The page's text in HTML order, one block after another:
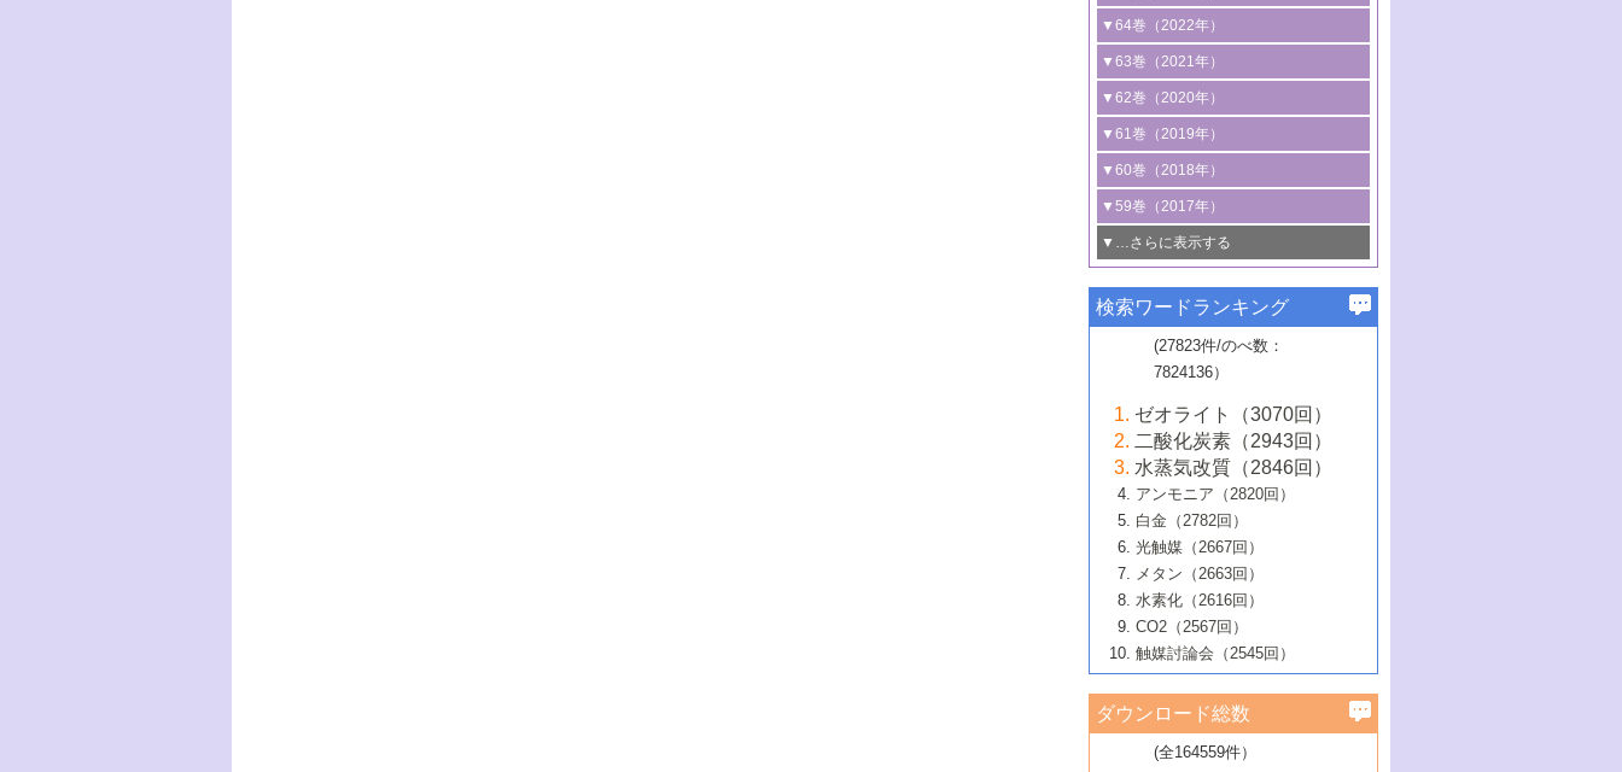
3号 有機分子変換やCO 資源化のための
光触媒に関する最近の研究
B号 第137回触媒討論会（2026年）
2号 水素製造のための水分解技術に関す
る最近の研究
3号 オレフィン系樹脂の精密合成に関す
る最新技術
4号 アルコール類の効率的変換を実現す
る非貴金属触媒の研究動向
5号 ゼオライトの合成と応用における研
究動向
6号 ヘテロ接合界面
B号 第135回触媒討論会（2025年）
2号 規制反応場を活用した固体触媒研究
の新展開
3号 未踏分子変換を目指した酸化触媒プ
ロセスの最前線
4号 シンクロトロン放射光および中性子
線を利用した触媒解析技術の最先端
5号 単原子触媒
6号 参照触媒委員会からのお知らせ
B号 第133回触媒討論会（2023年）
1号 炭素が関わる触媒機能
2号 プラスチックケミカルリサイクルの
ための触媒技術
3号 非酸化物系金属化合物を基盤とした
触媒材料の開発
4号 格子酸素・格子酸素欠陥を利用した
触媒反応
5号 生体触媒によるエネルギー変換反応
6号 窒素とリンの循環のための触媒・機
能性材料
▼64巻（2022年）
1号 合成ガス製造とCOを用いるケミカル
ズ合成の最新動向
2号 化学品合成のための合金触媒開発
3号 CO の排出削減および有効活用のた
めの触媒技術
4号 若手による情報発信企画～とびたて
若き触媒の研究者たち～（1）
若き触媒の研究者たち～（2）
6号 石油のノーブル・ユースを志向した
触媒技術
大学：オンライン・対面開催）
▼63巻（2021年）
1号 金触媒の新展開
2号 ペロブスカイト
3号 特殊反応場を利用した触媒的分子変
換反応
4号 多孔質材料を用いた触媒の新展開
5号 情報学的手法を用いた触媒開発
6号 カーボンニュートラルに向けた電解
技術
B号 第127回触媒討論会（2021年・オン
ライン開催(Zoom)のみ）
▼62巻（2020年）
1号 触媒設計を拓く欠陥構造のキャラク
タリゼーション
2号 機能化学品製造に資するクリーンな
触媒的酸化反応
3号 水処理のための触媒化学
4号 光触媒を用いた水分解の最新の研究
動向
5号 次世代の触媒プロセスを支えるマイ
6号 メタン転換技術の最新動向
B号 第125回触媒討論会（2020年・工学
院大学）
▼61巻（2019年）
1号 物質移動制御に着目した触媒プロセ
ス開発
2号 CO2 フリー水素サプライチェーンに
関わる触媒開発動向
3号 精密高分子合成に関する最近の研究
動向
4号 バイオマス化成品製造のための触媒
5号 固体触媒による含窒素有機化合物変
換の最前線
6号 貴金属使用量低減に向けた自動車排
ガス浄化触媒の開発
B号 第123回触媒討論会（2019年・大阪
▼60巻（2018年）
1号 固体酸触媒の最新の研究動向
2号 二酸化炭素からの有用化学品合成
3号 ナノ粒子・クラスター触媒の最前線
4号 60周年記念企画
5号 進化するゼオライト合成技術
6号 非貴金属系触媒における電気化学的
B号 第121回触媒討論会（2018年・東京
大学）
▼59巻（2017年）
1号 いたるところに，触媒
最先端技術
3号 無機分離膜材料の開発と触媒反応プ
ロセスへの適用
5号 水素のふるまいを解き明かす最先端
研究
6号 低級アルカンの有効利用のための触
媒技術
B号 第119回触媒討論会（2017年・首都
大学東京）
▼…さらに表示する
1号 ユニークな構造の高分子を生み出す触
2号 リグニンからの化成品製造に向けた触
媒技術
3号 触媒研究の最先端～とびたて若き研究
者たち～（1）
4号 触媒研究の最先端～とびたて若き研究
者たち～（2）
5号 触媒研究の最先端～とびたて若き研究
者たち～（3）
6号 イオニクス材料と燃料電池・電解合成
の最新の研究動向
B号 第117回触媒討論会（2016年・大阪府
立大学）
▼57巻（2015年）
1号 水素キャリアにかかわる触媒技術の新
2号 石油精製用触媒の最近の進展
3号 固体酸化物形燃料電池（SOFC）におけ
るアノード触媒上での燃料直接改質技術
4号 コアシェル構造の制御による触媒機能
5号 工業触媒およびその周辺技術の最近の
進歩
6号 ナノシート
B号 第115回触媒討論会（2015年・成蹊大
▼56巻（2014年）
2号 光触媒反応機構に関する最新の研究動
向
開発動向
4号 人工光合成に向けた近年のアプローチ
5号 未利用熱エネルギーの有効活用に貢献
する触媒技術
6号 ポリオキソメタレート
B号 第113回触媒討論会（2014年・ロワジ
ールホテル豊橋）
1号 高耐久性燃料電池システム用触媒にお
ける新展開
2号 リビングラジカル重合の最近の動向
3号 天然ガスの化学工業的展開に関する触
媒技術
4号 貴金属触媒の精密構造制御とその活用
5号 バイオマス化成品製造のための固体触
6号 ナノ空間─吸着状態解析から新機能開拓
B号 第111回触媒討論会（2013年・関西大
▼54巻（2012年）
1号 規則性多孔体の利用技術における最近
の進歩
2号 第109回触媒討論会
3号 貴金属低減技術の最新動向
4号 貴金属代替技術の最新動向
5号 光触媒による物質変換反応の新展開
6号 グラフェン
7号 水素を利用する化成品合成の新潮流
▼53巻（2011年）
1号 金属学から見る合金触媒の新展開
2号 第107回触媒討論会
3号 触媒のその場観察法の進歩（１）
4号 触媒のその場観察法の進歩（２）
5号 不活性結合の触媒的活性化による有機
合成
6号 新しい固体酸触媒技術
7号 ゼオライト合成における最近の進歩
▼52巻（2010年）
1号 触媒の劣化対策と長寿命触媒開発
2号 第105回触媒討論会
3号 ナノ構造が拓く新機能
4号 活性サイトおよびその環境の精密な設
計による触媒の高機能化
5号 触媒を有効に使うための技術
7号 有機分子触媒による精密有機合成
1号 炭素材料－熱い注目を集める材料－
2号 第103回触媒討論会
3号 環境浄化用光触媒の現状と課題
4号 水素社会の実現に向けた水素製造・貯
蔵技術の進歩
5号 CO2が関わる触媒・材料
▼50巻（2008年）
1号 触媒化学と学会のこの10年，半世紀，
そして未来
2号 第101回触媒討論会
4号 錯体を利用したユニークな表面構造の
構築と機能
▼49巻（2007年）
1号 含フッ素化合物の合成と触媒
2号 第99回触媒討論会
3号 実用的ファインケミカル合成プロセス
を実現する触媒
▼48巻（2006年）
1号 固体酸触媒の最近の進歩
2号 第97回触媒討論会
3号 リビング重合触媒の最近の展開
1号 最近の触媒担体とその効果
2号 第95回触媒討論会
▼46巻（2004年）
1号 部分酸化反応触媒の最前線
▼45巻（2003年）
検索ワードランキング
(27823件/のべ数：
7824136）
ゼオライト（3070回）
二酸化炭素（2943回）
水蒸気改質（2846回）
アンモニア（2820回）
白金（2782回）
光触媒（2667回）
メタン（2663回）
水素化（2616回）
CO2（2567回）
触媒討論会（2545回）
ダウンロード総数
(全164559件）